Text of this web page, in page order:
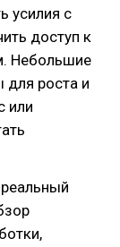
усилия с
доступ к
Небольшие
для роста и
или